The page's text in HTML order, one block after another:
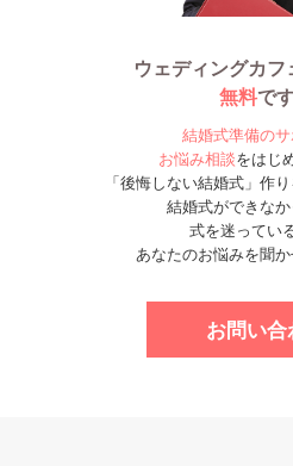
ウェディングカ
無料です
結婚式準備のサ
お悩み相談をはじ
「後悔しない結婚式」作
結婚式ができなか
式を迷ってい
あなたのお悩みを聞か
お問い合